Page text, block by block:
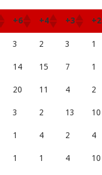
+6 +4 +3 +2
3 2 3 1
14 15 7 1
20 11 4 2
3 2 13 10
1 4 2 4
1 1 4 10